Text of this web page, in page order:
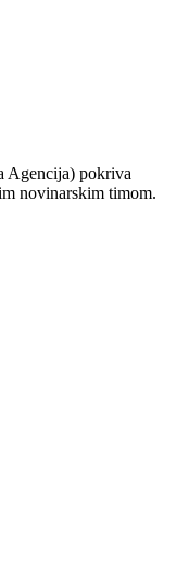
Agencija) pokriva
novinarskim timom.